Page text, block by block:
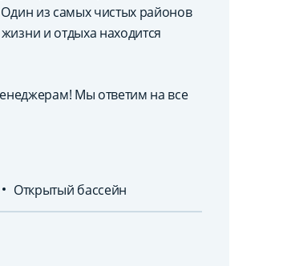
Один из самых чистых районов
и отдыха находится
Мы ответим на все
Открытый бассейн